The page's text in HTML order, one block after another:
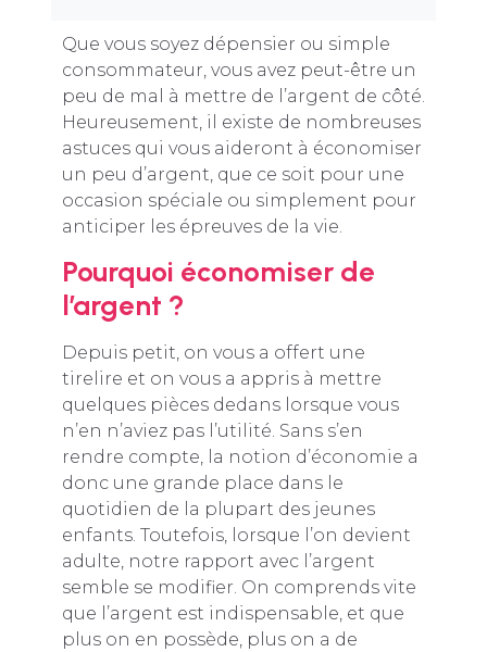
Que vous soyez dépensier ou simple
consommateur, vous avez peut-être un
peu de mal à mettre de l’argent de côté.
Heureusement, il existe de nombreuses
astuces qui vous aideront à économiser
un peu d’argent, que ce soit pour une
occasion spéciale ou simplement pour
anticiper les épreuves de la vie.
Pourquoi économiser de
l’argent ?
Depuis petit, on vous a offert une
tirelire et on vous a appris à mettre
quelques pièces dedans lorsque vous
n’en n’aviez pas l’utilité. Sans s’en
rendre compte, la notion d’économie a
donc une grande place dans le
quotidien de la plupart des jeunes
enfants. Toutefois, lorsque l’on devient
adulte, notre rapport avec l’argent
semble se modifier. On comprends vite
que l’argent est indispensable, et que
plus on en possède, plus on a de